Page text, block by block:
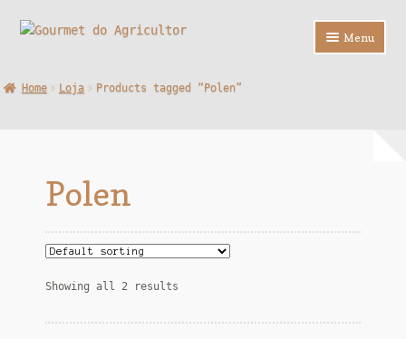
Ir
navegação
Saltar
conteúdo
Menu
Home Loja Products tagged “Polen”
Polen
Showing all 2 results